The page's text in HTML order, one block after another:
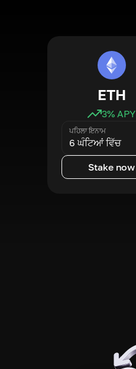
ETH
3% APY
ਪਹਿਲਾ ਇਨਾਮ
6 ਘੰਟਿਆਂ ਵਿੱਚ
Stake now